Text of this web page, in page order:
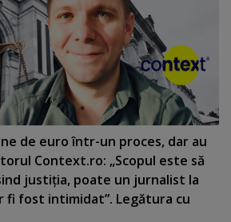
de euro într-un proces, dar au
Context.ro: „Scopul este să
justiţia, poate un jurnalist la
fi fost intimidat”. Legătura cu